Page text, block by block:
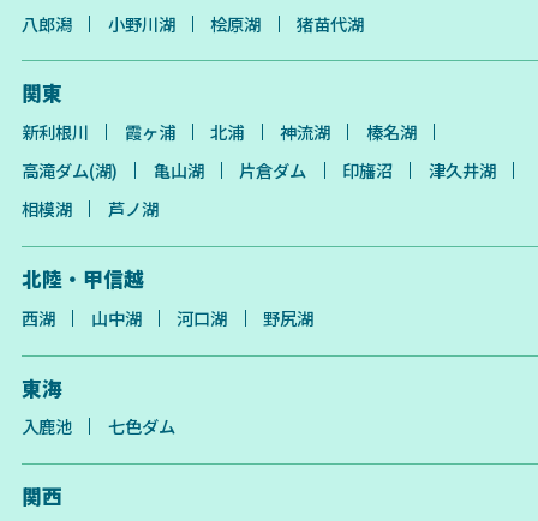
八郎潟 小野川湖 桧原湖 猪苗代湖
関東
新利根川 霞ヶ浦 北浦 神流湖
榛名湖
高滝ダム(湖)
亀山湖 片倉ダム 印旛沼
津久井湖
相模湖
芦ノ湖
北陸・甲信越
西湖 山中湖 河口湖 野尻湖
東海
入鹿池 七色ダム
関西